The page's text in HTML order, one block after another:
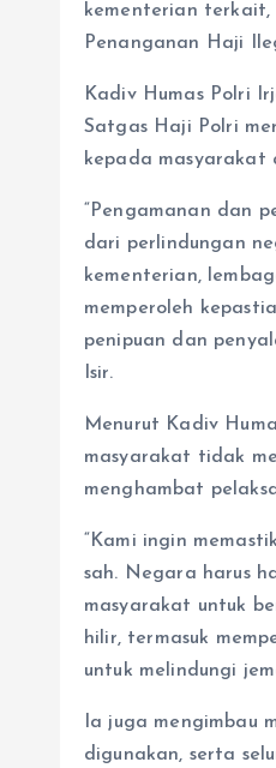
kementerian
Penanganan Haji
Kadiv Humas Polri
Satgas Haji Polri
kepada masyarakat
“Pengamanan dan
dari perlindungan
kementerian,
memperoleh
penipuan dan
Isir.
Menurut Kadiv
masyarakat tidak
menghambat
“Kami ingin
sah. Negara harus
masyarakat untuk
hilir, termasuk
untuk melindungi
Ia juga mengimbau
digunakan, serta